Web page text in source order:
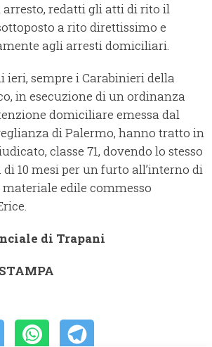
arresto, redatti gli atti di rito il
a rito direttissimo e
agli arresti domiciliari.
ieri, sempre i Carabinieri della
in esecuzione di un ordinanza
domiciliare emessa dal
di Palermo, hanno tratto in
classe 71, dovendo lo stesso
10 mesi per un furto all’interno di
edile commesso
di Trapani